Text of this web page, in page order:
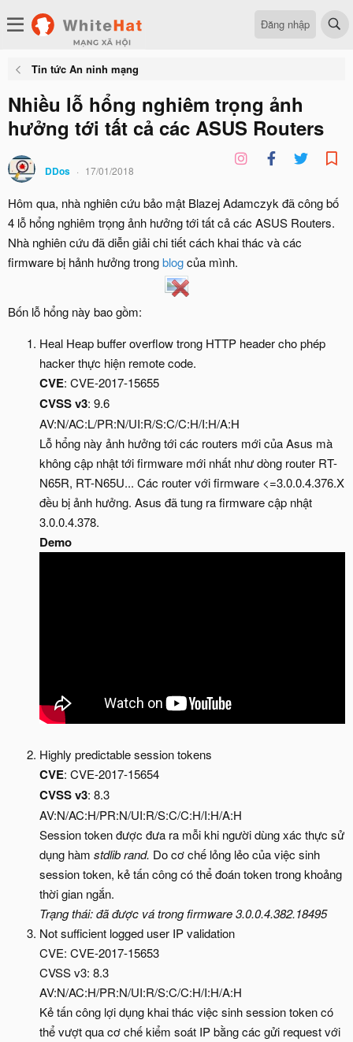
Đăng nhập
Tin tức An ninh mạng
Nhiều lỗ hổng nghiêm trọng ảnh
hưởng tới tất cả các ASUS Routers
DDos 17/01/2018
Hôm qua, nhà nghiên cứu bảo mật Blazej Adamczyk đã công bố
4 lỗ hổng nghiêm trọng ảnh hưởng tới tất cả các ASUS Routers.
Nhà nghiên cứu đã diễn giải chi tiết cách khai thác và các
firmware bị hảnh hưởng trongblogcủa mình.
Bốn lỗ hổng này bao gồm:
Heal Heap buffer overflow trong HTTP header cho phép
hacker thực hiện remote code.
CVE: CVE-2017-15655
CVSS v3: 9.6
AV:N/AC:L/PR:N/UI:R/S:C/C:H/I:H/A:H
Lỗ hổng này ảnh hưởng tới các routers mới của Asus mà
không cập nhật tới firmware mới nhất như dòng router RT-
N65R, RT-N65U... Các router với firmware <=3.0.0.4.376.X
đều bị ảnh hưởng. Asus đã tung ra firmware cập nhật
3.0.0.4.378.
Demo
Highly predictable session tokens
CVE: CVE-2017-15654
CVSS v3: 8.3
AV:N/AC:H/PR:N/UI:R/S:C/C:H/I:H/A:H
Session token được đưa ra mỗi khi người dùng xác thực sử
dụng hàm stdlib rand. Do cơ chế lỏng lẻo của việc sinh
session token, kẻ tấn công có thể đoán token trong khoảng
thời gian ngắn.
Trạng thái: đã được vá trong firmware 3.0.0.4.382.18495
Not sufficient logged user IP validation
CVE: CVE-2017-15653
CVSS v3: 8.3
AV:N/AC:H/PR:N/UI:R/S:C/C:H/I:H/A:H
Kẻ tấn công lợi dụng khai thác việc sinh session token có
thể vượt qua cơ chế kiểm soát IP bằng các gửi request với